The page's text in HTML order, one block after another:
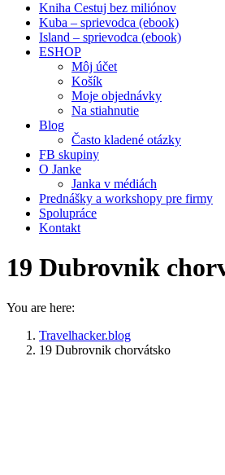
Kniha Cestuj bez miliónov
Kuba – sprievodca (ebook)
Island – sprievodca (ebook)
ESHOP
Môj účet
Košík
Moje objednávky
Na stiahnutie
Blog
Často kladené otázky
FB skupiny
O Janke
Janka v médiách
Prednášky a workshopy pre firmy
Spolupráce
Kontakt
19 Dubrovnik
You are here:
Travelhacker.blog
19 Dubrovnik chorvátsko